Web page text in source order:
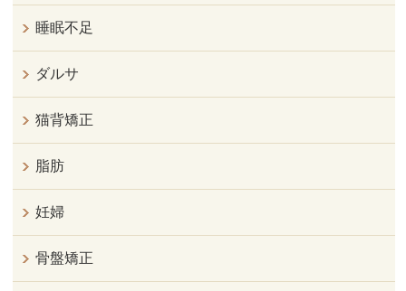
睡眠不足
ダルサ
猫背矯正
脂肪
妊婦
骨盤矯正